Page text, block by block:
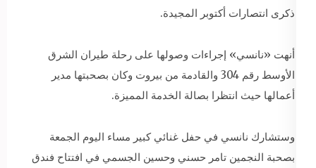
ذكرى انتصارات أكتوبر المجيدة.
أنهت «نانسي» إجراءات وصولها على رحلة طيران الشرق
الأوسط رقم 304 والقادمة من بيروت وكان بصحبتها مدير
أعمالها حيث انتظرا بصالة الخدمة المميزة.
وستشارك نانسي في حفل غنائي كبير مساء اليوم الجمعة
بصحبة النجمين تامر حسني وحسين الجسمي في افتتاح فندق